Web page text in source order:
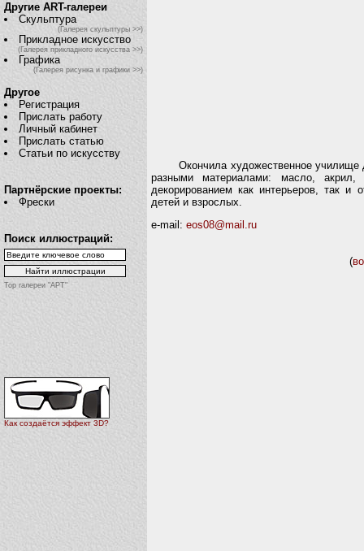
Другие ART-галереи
Скульптура
(Галерея скульптуры >>)
Прикладное искусство
(Галерея прикладного искусства >>)
Графика
(Галерея рисунка и графики >>)
Другое
Регистрация
Прислать работу
Личный кабинет
Прислать статью
Статьи по искусству
Партнёрские проекты:
Фрески
Поиск иллюстраций:
Top галереи "АРТ"
Как создаётся эффект 3D?
Окончила художественное училище
разными материалами: масло, акрил,
декорированием как интерьеров, так
детей и взрослых.
e-mail: eos08@mail.ru
(